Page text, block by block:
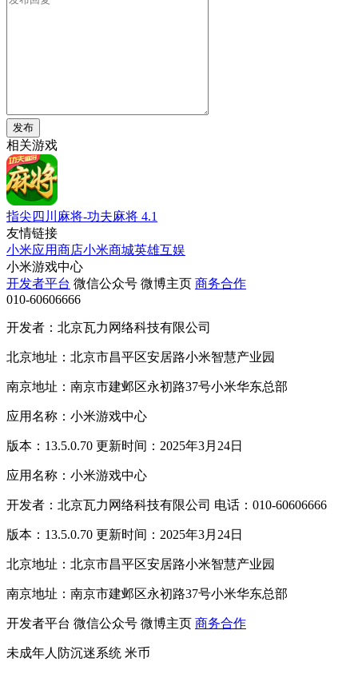
发布
相关游戏
指尖四川麻将-功夫麻将 4.1
友情链接
小米应用商店小米商城英雄互娱
小米游戏中心
开发者平台 微信公众号 微博主页 商务合作
010-60606666
开发者：北京瓦力网络科技有限公司
北京地址：北京市昌平区安居路小米智慧产业园
南京地址：南京市建邺区永初路37号小米华东总部
应用名称：小米游戏中心
版本：13.5.0.70 更新时间：2025年3月24日
应用名称：小米游戏中心
开发者：北京瓦力网络科技有限公司 电话：010-60606666
版本：13.5.0.70 更新时间：2025年3月24日
北京地址：北京市昌平区安居路小米智慧产业园
南京地址：南京市建邺区永初路37号小米华东总部
开发者平台 微信公众号 微博主页 商务合作
未成年人防沉迷系统 米币